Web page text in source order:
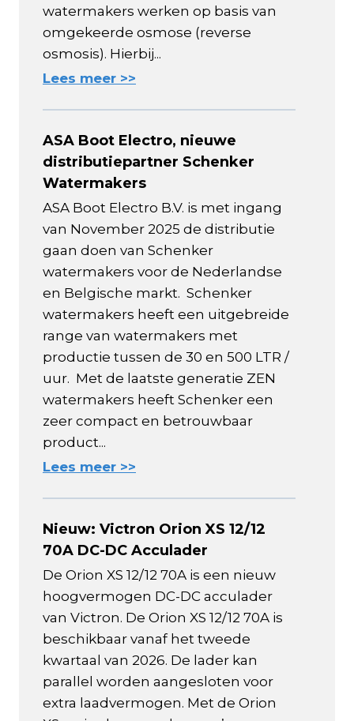
watermakers werken op basis van
omgekeerde osmose (reverse
osmosis). Hierbij...
Lees meer >>
ASA Boot Electro, nieuwe
distributiepartner Schenker
Watermakers
ASA Boot Electro B.V. is met ingang
van November 2025 de distributie
gaan doen van Schenker
watermakers voor de Nederlandse
en Belgische markt. Schenker
watermakers heeft een uitgebreide
range van watermakers met
productie tussen de 30 en 500 LTR /
uur. Met de laatste generatie ZEN
watermakers heeft Schenker een
zeer compact en betrouwbaar
product...
Lees meer >>
Nieuw: Victron Orion XS 12/12
70A DC-DC Acculader
De Orion XS 12/12 70A is een nieuw
hoogvermogen DC-DC acculader
van Victron. De Orion XS 12/12 70A is
beschikbaar vanaf het tweede
kwartaal van 2026. De lader kan
parallel worden aangesloten voor
extra laadvermogen. Met de Orion